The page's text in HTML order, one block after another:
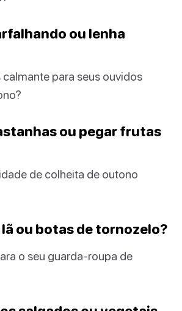
ou lenha
calmante para seus ouvidos
ou pegar frutas
de colheita de outono
lã ou botas de tornozelo?
o seu guarda-roupa de